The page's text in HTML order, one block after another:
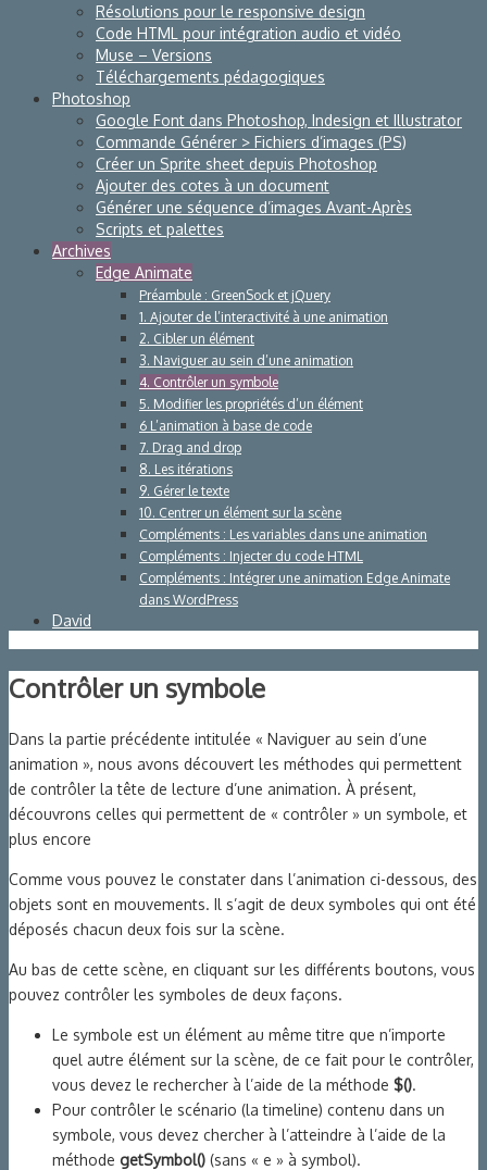
Résolutions pour le responsive design
Code HTML pour intégration audio et vidéo
Muse – Versions
Téléchargements pédagogiques
Photoshop
Google Font dans Photoshop, Indesign et Illustrator
Commande Générer > Fichiers d’images (PS)
Créer un Sprite sheet depuis Photoshop
Ajouter des cotes à un document
Générer une séquence d’images Avant-Après
Scripts et palettes
Archives
Edge Animate
Préambule : GreenSock et jQuery
1. Ajouter de l’interactivité à une animation
2. Cibler un élément
3. Naviguer au sein d’une animation
4. Contrôler un symbole
5. Modifier les propriétés d’un élément
6 L’animation à base de code
7. Drag and drop
8. Les itérations
9. Gérer le texte
10. Centrer un élément sur la scène
Compléments : Les variables dans une animation
Compléments : Injecter du code HTML
Compléments : Intégrer une animation Edge Animate
dans WordPress
David
Contrôler un symbole
Dans la partie précédente intitulée « Naviguer au sein d’une
animation », nous avons découvert les méthodes qui permettent
de contrôler la tête de lecture d’une animation. À présent,
découvrons celles qui permettent de « contrôler » un symbole, et
plus encore
Comme vous pouvez le constater dans l’animation ci-dessous, des
objets sont en mouvements. Il s’agit de deux symboles qui ont été
déposés chacun deux fois sur la scène.
Au bas de cette scène, en cliquant sur les différents boutons, vous
pouvez contrôler les symboles de deux façons.
Le symbole est un élément au même titre que n’importe
quel autre élément sur la scène, de ce fait pour le contrôler,
vous devez le rechercher à l’aide de la méthode $().
Pour contrôler le scénario (la timeline) contenu dans un
symbole, vous devez chercher à l’atteindre à l’aide de la
méthode getSymbol() (sans « e » à symbol).